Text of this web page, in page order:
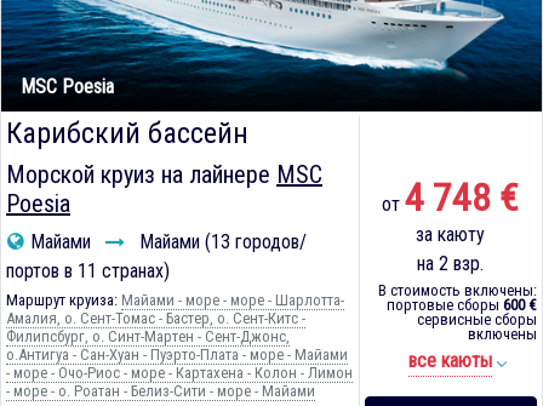
MSC Poesia
Карибский бассейн
Морской круиз на лайнере MSC
Poesia
Майами
Майами (13 городов/
портов в 11 странах)
Маршрут круиза: Майами - море - море - Шарлотта-
Амалия, о. Сент-Томас - Бастер, о. Сент-Китс -
Филипсбург, о. Синт-Мартен - Сент-Джонс,
о.Антигуа - Сан-Хуан - Пуэрто-Плата - море - Майами
- море - Очо-Риос - море - Картахена - Колон - Лимон
- море - о. Роатан - Белиз-Сити - море - Майами
от4 748 €
за каюту
на 2 взр.
В стоимость включены:
портовые сборы 600 €
сервисные сборы
включены
все каюты